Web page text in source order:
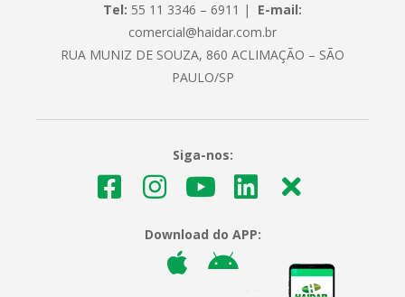
Tel: 55 11 3346 – 6911 | E-mail:
comercial@haidar.com.br
RUA MUNIZ DE SOUZA, 860 ACLIMAÇÃO – SÃO
PAULO/SP
Siga-nos:
Download do APP: